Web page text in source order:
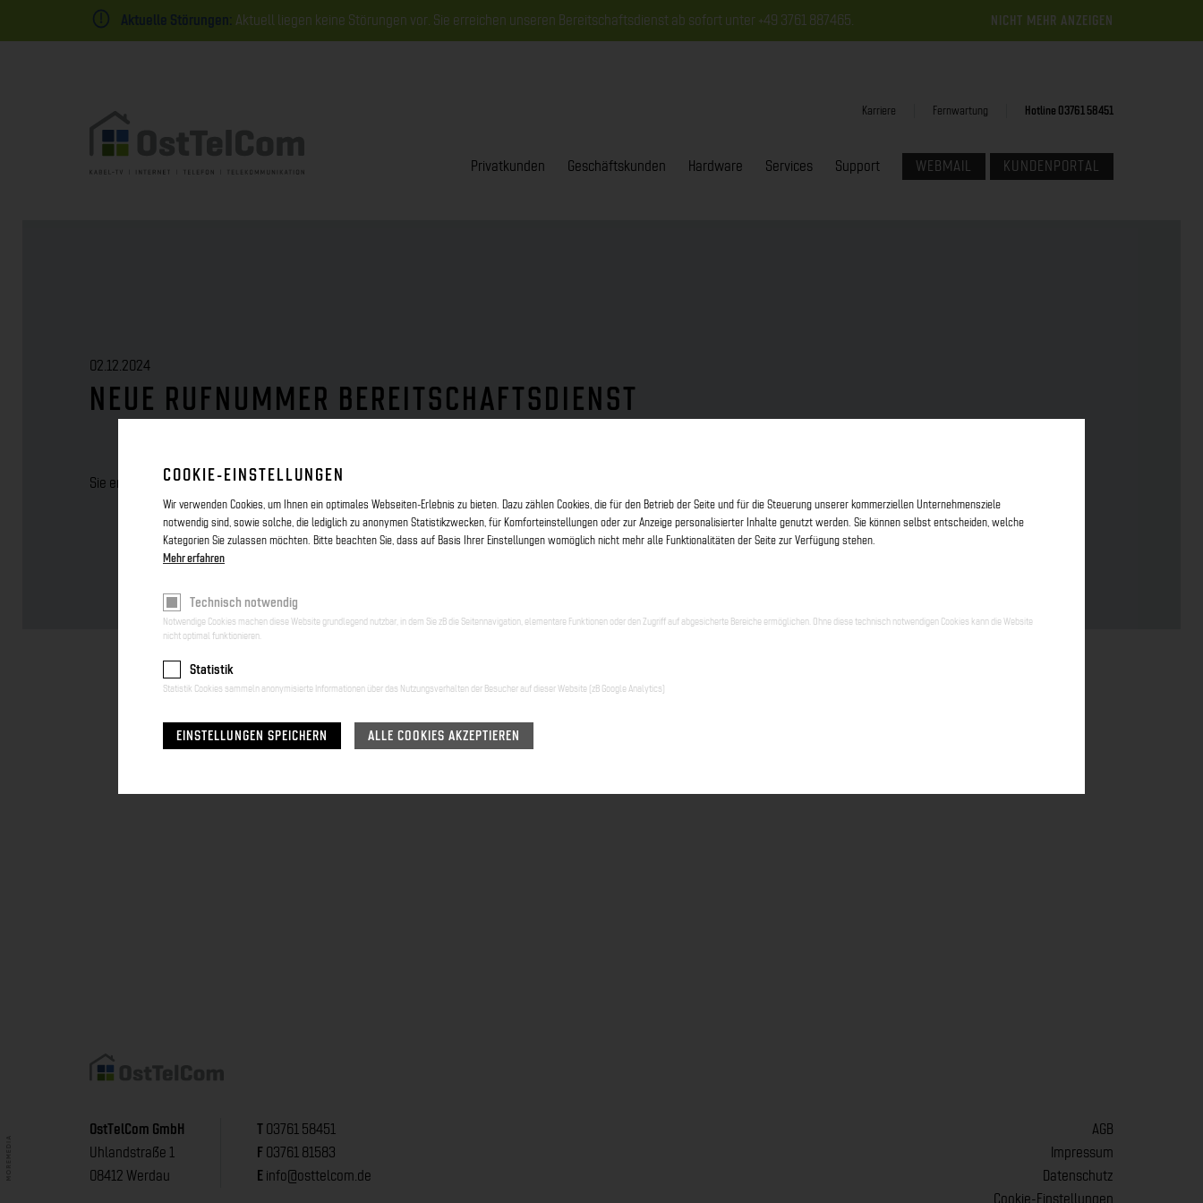
Karriere Fernwartung Hotline 03761 58451
Privatkunden Geschäftskunden Hardware Services Support WEBMAIL KUNDENPORTAL
02.12.2024
NEUE RUFNUMMER BEREITSCHAFTSDIENST
Sie erreichen unseren Bereitschaftsdienst ab sofort unter
OstTelCom GmbH
Uhlandstraße 1
08412 Werdau
T 03761 58451
F 03761 81583
E info@osttelcom.de
AGB
Impressum
Datenschutz
Cookie-Einstellungen
Aktuelle Störungen: Aktuell liegen keine Störungen vor. Sie erreichen unseren Bereitschaftsdienst ab sofort unter +49 3761 887465. NICHT MEHR ANZEIGEN
COOKIE-EINSTELLUNGEN
Wir verwenden Cookies, um Ihnen ein optimales Webseiten-Erlebnis zu bieten. Dazu zählen Cookies, die für den Betrieb der Seite und für die Steuerung unserer kommerziellen Unternehmensziele
notwendig sind, sowie solche, die lediglich zu anonymen Statistikzwecken, für Komforteinstellungen oder zur Anzeige personalisierter Inhalte genutzt werden. Sie können selbst entscheiden, welche
Kategorien Sie zulassen möchten. Bitte beachten Sie, dass auf Basis Ihrer Einstellungen womöglich nicht mehr alle Funktionalitäten der Seite zur Verfügung stehen.
Mehr erfahren
Technisch notwendig
Notwendige Cookies machen diese Website grundlegend nutzbar, in dem Sie zB die Seitennavigation, elementare Funktionen oder den Zugriff auf abgesicherte Bereiche ermöglichen. Ohne diese technisch notwendigen Cookies kann die Website
nicht optimal funktionieren.
Statistik
Statistik Cookies sammeln anonymisierte Informationen über das Nutzungsverhalten der Besucher auf dieser Website (zB Google Analytics)
EINSTELLUNGEN SPEICHERN ALLE COOKIES AKZEPTIEREN